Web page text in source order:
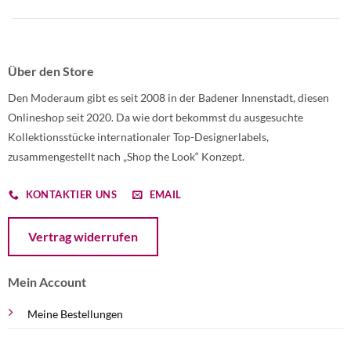
Über den Store
Den Moderaum gibt es seit 2008 in der Badener Innenstadt, diesen
Onlineshop seit 2020. Da wie dort bekommst du ausgesuchte
Kollektionsstücke internationaler Top-Designerlabels,
zusammengestellt nach „Shop the Look“ Konzept.
KONTAKTIER UNS EMAIL
Vertrag widerrufen
Mein Account
Meine Bestellungen